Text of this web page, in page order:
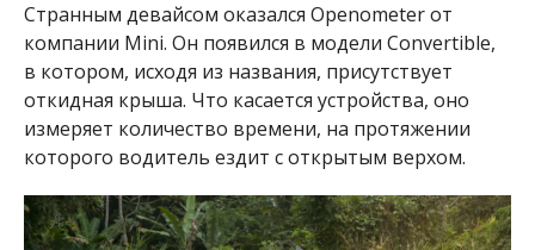
Странным девайсом оказался Openometer от
компании Mini. Он появился в модели Convertible,
в котором, исходя из названия, присутствует
откидная крыша. Что касается устройства, оно
измеряет количество времени, на протяжении
которого водитель ездит с открытым верхом.